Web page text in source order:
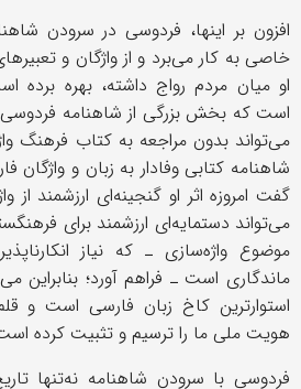
افزون بر اینها، فردوسی در سرودن
خاصی به کار می‌برد و از واژگان و
او میان مردم رواج داشته، بهره برده
است که بخش بزرگی از شاهنامه فردوسی
می‌تواند بدون مراجعه به کتاب فرهنگ
شاهنامه کتابی وفادار به زبان و واژگان
گفت امروزه اثر او گنجینه‌ای ارزشمند
می‌تواند دستمایه‌ای ارزشمند برای
موضوع واژه‌سازی ـ که نیاز
ماندگاری است ـ فراهم آورد؛
استوارترین کاخ زبان فارسی است و
هویت ملی ما را ترسیم و تثبیت کرده
فردوسی با سرودن شاهنامه نه‌تنها